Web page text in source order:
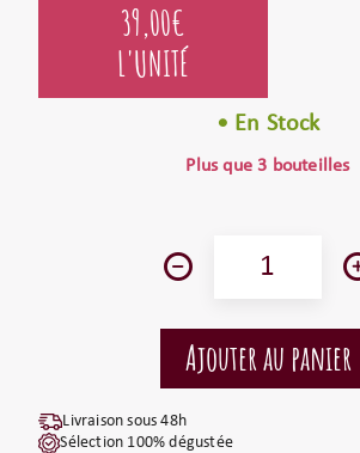
39,00€
L'UNITÉ
• En Stock
Plus que 3 bouteilles
Livraison sous 48h
Sélection 100% dégustée